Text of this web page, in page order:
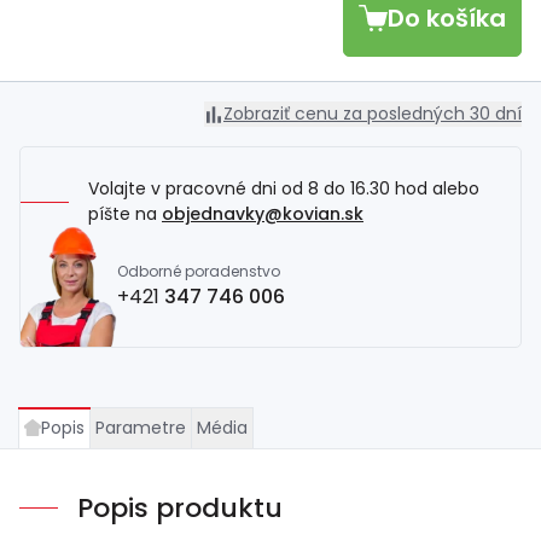
Do košíka
Zobraziť cenu za posledných 30 dní
Volajte v pracovné dni od 8 do 16.30 hod alebo
píšte na objednavky@kovian.sk
Odborné poradenstvo
+421 347 746 006
Popis Parametre Média
Popis produktu